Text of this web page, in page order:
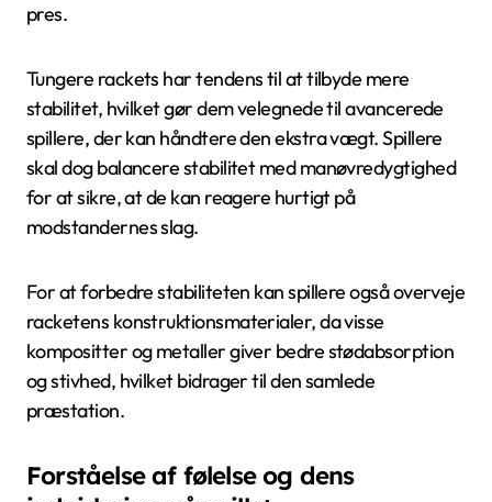
pres.
Tungere rackets har tendens til at tilbyde mere
stabilitet, hvilket gør dem velegnede til avancerede
spillere, der kan håndtere den ekstra vægt. Spillere
skal dog balancere stabilitet med manøvredygtighed
for at sikre, at de kan reagere hurtigt på
modstandernes slag.
For at forbedre stabiliteten kan spillere også overveje
racketens konstruktionsmaterialer, da visse
kompositter og metaller giver bedre stødabsorption
og stivhed, hvilket bidrager til den samlede
præstation.
Forståelse af følelse og dens